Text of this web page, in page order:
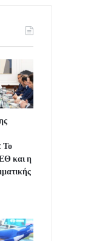
Το
και η